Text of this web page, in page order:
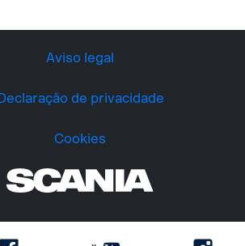
Aviso legal
de privacidade
Cookies